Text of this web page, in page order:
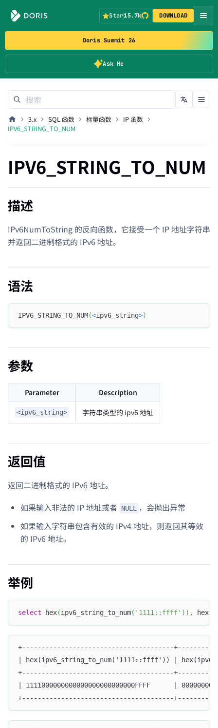
Doris Summit 26
Ask Me
Star15.7k DOWNLOAD
3.x SQL 函数 标量函数
IP 函数
IPV6_STRING_TO_NUM
IPV6_STRING_TO_NUM
描述
IPv6NumToString 的反向函数，它接受一个 IP 地址字符串
并返回二进制格式的 IPv6 地址。
语法
IPV6_STRING_TO_NUM(<ipv6_string>)
参数
Parameter Description
<ipv6_string> 字符串类型的 ipv6 地址
返回值
返回二进制格式的 IPv6 地址。
如果输入非法的 IP 地址或者
NULL ，会抛出异常
如果输入字符串包含有效的 IPv4 地址，则返回其等效
的 IPv6 地址。
举例
select hex(ipv6_string_to_num( '1111::ffff' ) ) , hex
+---------------------------------------
| hex(ipv6_string_to_num('1111::ffff')) |
+---------------------------------------
| 1111000000000000000000000000FFFF      |
+---------------------------------------